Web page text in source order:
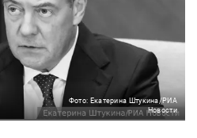
Фото: Екатерина Штукина/РИА
Новости